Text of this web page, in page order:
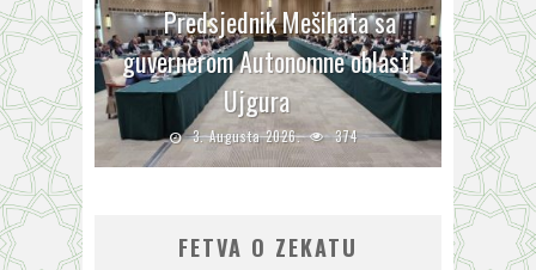
Predsjednik Mešihata sa
guvernerom Autonomne oblasti
Ujgura
3. Augusta 2026. 374
FETVA O ZEKATU